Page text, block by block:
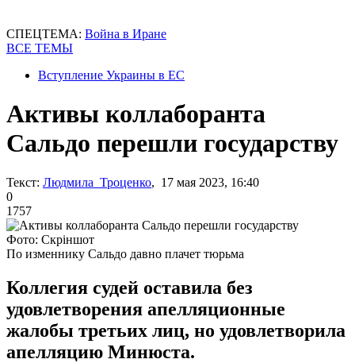
СПЕЦТЕМА: Война в Иране
ВСЕ ТЕМЫ
Вступление Украины в ЕС
Активы коллаборанта
Сальдо перешли государству
Текст: Людмила Троценко, 17 мая 2023, 16:40
0
1757
Фото: Скріншот
По изменнику Сальдо давно плачет тюрьма
Коллегия судей оставила без
удовлетворения апелляционные
жалобы третьих лиц, но удовлетворила
апелляцию Минюста.